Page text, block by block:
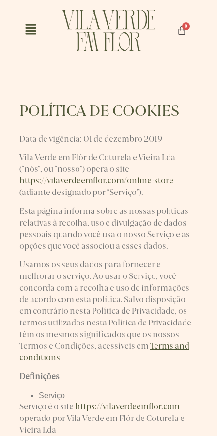
POLÍTICA DE COOKIES
Data de vigência: 01 de dezembro 2019
Vila Verde em Flôr de Coturela e Vieira Lda
(“nós”, ou “nosso”) opera o site
https://vilaverdeemflor.com/online-store
(adiante designado por “Serviço”).
Esta página informa sobre as nossas políticas
relativas à recolha, uso e divulgação de dados
pessoais quando você usa o nosso Serviço e as
opções que você associou a esses dados.
Usamos os seus dados para fornecer e
melhorar o serviço. Ao usar o Serviço, você
concorda com a recolha e uso de informações
de acordo com esta política. Salvo disposição
em contrário nesta Política de Privacidade, os
termos utilizados nesta Política de Privacidade
têm os mesmos significados que os nossos
Termos e Condições, acessíveis em Terms and
conditions
Definições
Serviço
Serviço é o site https://vilaverdeemflor.com
operado por Vila Verde em Flôr de Coturela e
Vieira Lda